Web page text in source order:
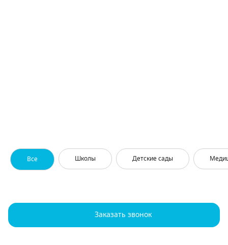
Все Школы Детские сады
Заказать звонок